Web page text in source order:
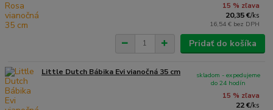
15 % zľava
20,35 €/ks
16,54 € bez DPH
Pridať do košíka
Little Dutch Bábika Evi vianočná 35 cm
15 % zľava
22 €/ks
skladom - expedujeme
do 24 hodín